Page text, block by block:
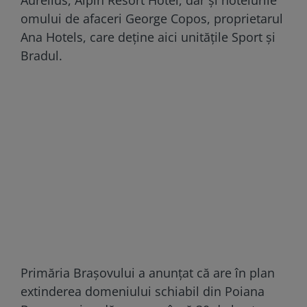
omului de afaceri George Copos, proprietarul
Ana Hotels, care deţine aici unităţile Sport şi
Bradul.
Primăria Braşovului a anunțat că are în plan
extinderea domeniului schiabil din Poiana